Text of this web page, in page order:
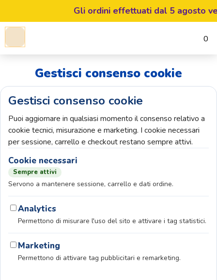
Gli ordini effettuati dal 5 agosto
0
Gestisci consenso cookie
Gestisci consenso cookie
Puoi aggiornare in qualsiasi momento il consenso relativo a
cookie tecnici, misurazione e marketing. I cookie necessari
per sessione, carrello e checkout restano sempre attivi.
Cookie necessari
Sempre attivi
Servono a mantenere sessione, carrello e dati ordine.
Analytics
Permettono di misurare l'uso del sito e attivare i tag statistici.
Marketing
Permettono di attivare tag pubblicitari e remarketing.